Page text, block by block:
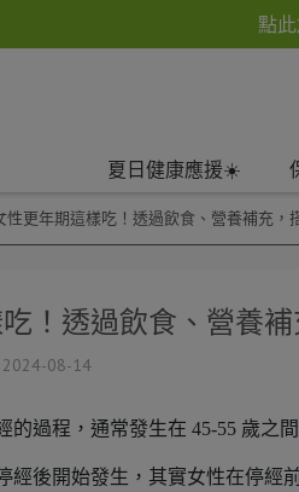
點
夏日健康應援☀️
性更年期這樣吃！透過飲食、營養補充，
！透過飲食、營養
2024-08-14
的過程，通常發生在 45-55 歲之間
經後開始發生，其實女性在停經